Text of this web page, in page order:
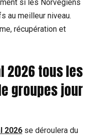
si les Norvégiens
au meilleur niveau.
récupération et
2026 tous les
groupes jour
2026 se déroulera du